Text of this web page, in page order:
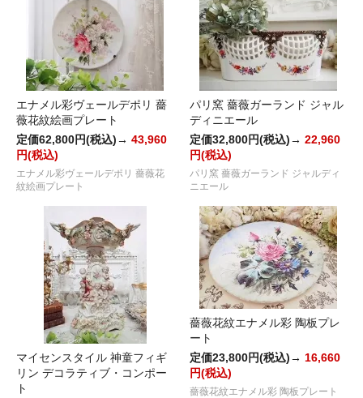
エナメル彩ヴェールデポリ 薔
薇花紋絵画プレート
定価62,800円(税込)→ 43,960
円(税込)
エナメル彩ヴェールデポリ 薔薇花
紋絵画プレート
パリ窯 薔薇ガーランド ジャル
ディニエール
定価32,800円(税込)→ 22,960
円(税込)
パリ窯 薔薇ガーランド ジャルディ
ニエール
マイセンスタイル 神童フィギ
リン デコラティブ・コンポー
ト
薔薇花紋エナメル彩 陶板プレ
ート
定価23,800円(税込)→ 16,660
円(税込)
薔薇花紋エナメル彩 陶板プレート